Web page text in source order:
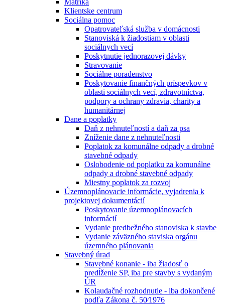
Matrika
Klientske centrum
Sociálna pomoc
Opatrovateľská služba v domácnosti
Stanoviská k žiadostiam v oblasti
sociálnych vecí
Poskytnutie jednorazovej dávky
Stravovanie
Sociálne poradenstvo
Poskytovanie finančných príspevkov v
oblasti sociálnych vecí, zdravotníctva,
podpory a ochrany zdravia, charity a
humanitárnej
Dane a poplatky
Daň z nehnuteľností a daň za psa
Zníženie dane z nehnuteľnosti
Poplatok za komunálne odpady a drobné
stavebné odpady
Oslobodenie od poplatku za komunálne
odpady a drobné stavebné odpady
Miestny poplatok za rozvoj
Územnoplánovacie informácie, vyjadrenia k
projektovej dokumentácií
Poskytovanie územnoplánovacích
informácií
Vydanie predbežného stanoviska k stavbe
Vydanie záväzného staviska orgánu
územného plánovania
Stavebný úrad
Stavebné konanie - iba žiadosť o
predĺženie SP, iba pre stavby s vydaným
ÚR
Kolaudačné rozhodnutie - iba dokončené
podľa Zákona č. 50⁄1976